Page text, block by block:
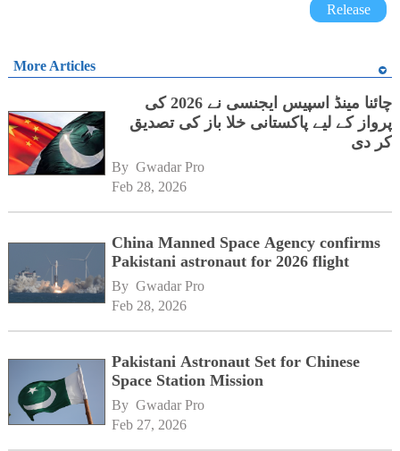
Release
More Articles
چائنا مینڈ اسپیس ایجنسی نے 2026 کی
پرواز کے لیے پاکستانی خلا باز کی تصدیق
کر دی
By Gwadar Pro
Feb 28, 2026
China Manned Space Agency confirms
Pakistani astronaut for 2026 flight
By Gwadar Pro
Feb 28, 2026
Pakistani Astronaut Set for Chinese
Space Station Mission
By Gwadar Pro
Feb 27, 2026